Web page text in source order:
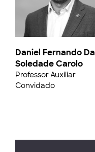
Daniel Fernando Da
Soledade Carolo
Professor Auxiliar
Convidado